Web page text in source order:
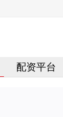
配资平台